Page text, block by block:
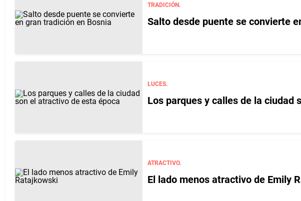
TRADICIÓN.
Salto desde puente se convierte
LUCES.
Los parques y calles de la ciudad
ATRACTIVO.
El lado menos atractivo de Emily